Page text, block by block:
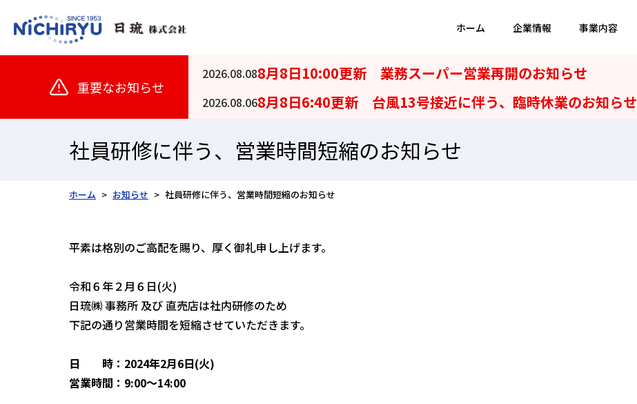
ホーム 企業情報 事業内容
重要なお知らせ
2026.08.088月8日10:00更新 業務スーパー営業再開のお知らせ
2026.08.068月8日6:40更新 台風13号接近に伴う、臨時休業のお知らせ
社員研修に伴う、営業時間短縮のお知らせ
ホーム お知らせ 社員研修に伴う、営業時間短縮のお知らせ
平素は格別のご高配を賜り、厚く御礼申し上げます。
令和６年２月６日(火)
日琉㈱ 事務所 及び 直売店は社内研修のため
下記の通り営業時間を短縮させていただきます。
日 時：2024年2月6日(火)
営業時間：9:00～14:00